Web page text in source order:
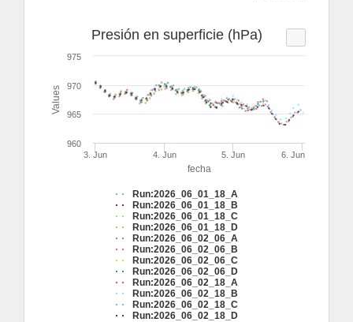
fecha
Values
Presión en superficie (hPa)
Run:2026_06_01_18_A
Run:2026_06_01_18_B
Run:2026_06_01_18_C
Run:2026_06_01_18_D
Run:2026_06_02_06_A
Run:2026_06_02_06_B
Run:2026_06_02_06_C
Run:2026_06_02_06_D
Run:2026_06_02_18_A
Run:2026_06_02_18_B
Run:2026_06_02_18_C
Run:2026_06_02_18_D
3. Jun 4. Jun 5. Jun 6. Jun
960
965
970
975